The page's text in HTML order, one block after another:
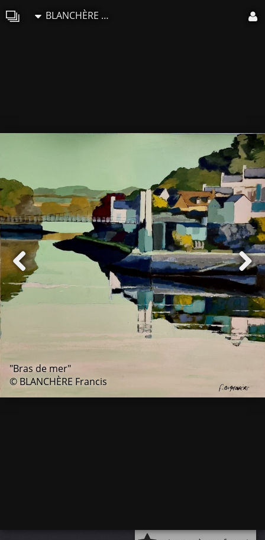
BLANCHÈRE Francis
"Bras de mer"
© BLANCHÈRE Francis